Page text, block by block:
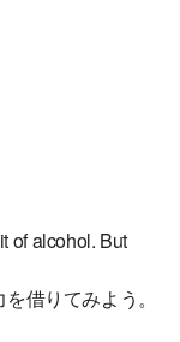
of alcohol. But
借りてみよう。